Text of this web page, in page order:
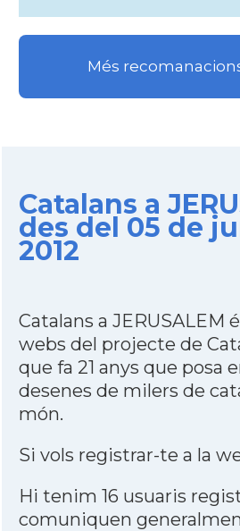
Més
Catalans a
des del 05 de
2012
Catalans a JERUSALEM
webs del projecte de
que fa 21 anys que posa
desenes de milers de
món.
Si vols registrar-te a la
Hi tenim 16 usuaris
comuniquen